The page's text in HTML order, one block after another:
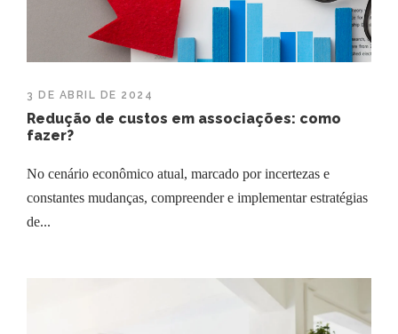
3 DE ABRIL DE 2024
Redução de custos em associações: como
fazer?
No cenário econômico atual, marcado por incertezas e
constantes mudanças, compreender e implementar estratégias
de...